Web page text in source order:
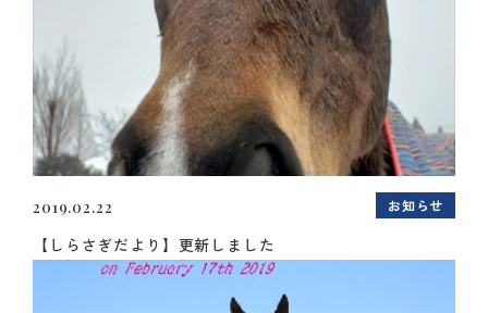
2019.02.22 お知らせ
【しらさぎだより】更新しました